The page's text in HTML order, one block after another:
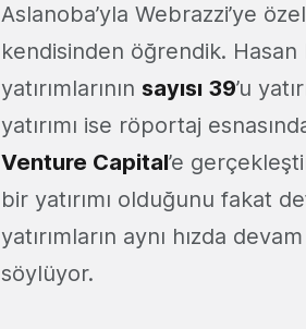
Aslanoba’yla Webrazzi’ye
kendisinden öğrendik. Hasan
yatırımlarının sayısı 39’u
yatırımı ise röportaj
Venture Capital’e
bir yatırımı olduğunu fakat
yatırımların aynı hızda
söylüyor.